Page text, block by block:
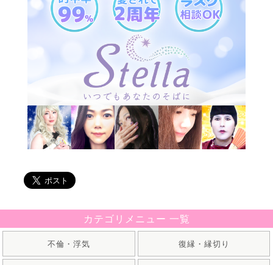
カテゴリメニュー 一覧
不倫・浮気 復縁・縁切り